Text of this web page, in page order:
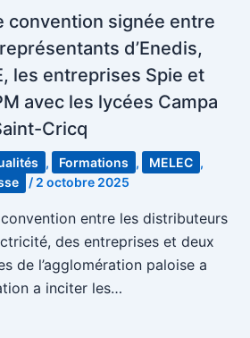
convention signée entre
d’Enedis,
les entreprises Spie et
avec les lycées Campa
Cricq
, Formations , MELEC ,
/ 2 octobre 2025
entre les distributeurs
des entreprises et deux
de l’agglomération paloise a
a inciter les…